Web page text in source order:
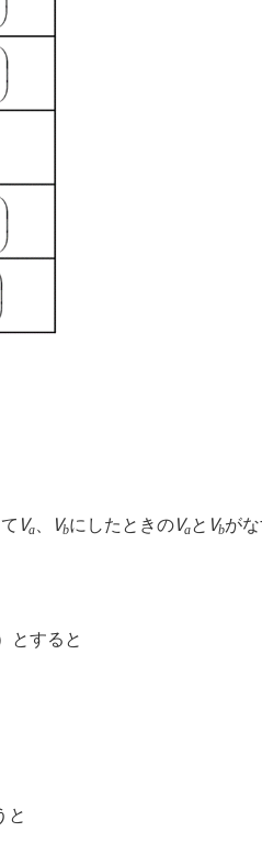
Va VbにしたときのVaと Vbが
とすると
と